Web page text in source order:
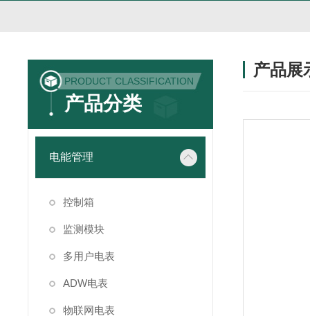
产品展
PRODUCT CLASSIFICATION
产品分类
电能管理
控制箱
监测模块
多用户电表
ADW电表
物联网电表